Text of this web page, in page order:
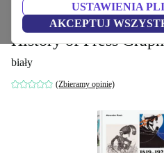
USTAWIENIA
AKCEPTUJ
Produkty
History of Press
biały
(Zbieramy opinie)